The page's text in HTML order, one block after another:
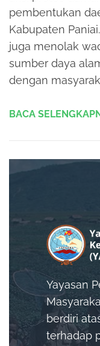
pembentukan
Kabupaten
juga menolak
sumber daya
dengan
BACA
Yayasan
berdiri
terhadap